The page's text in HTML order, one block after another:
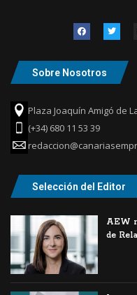
Sobre Nosotros
Plaza Joaquín Amigó de
(+34) 680 11 53 39
Selección del Editor
AEW
de